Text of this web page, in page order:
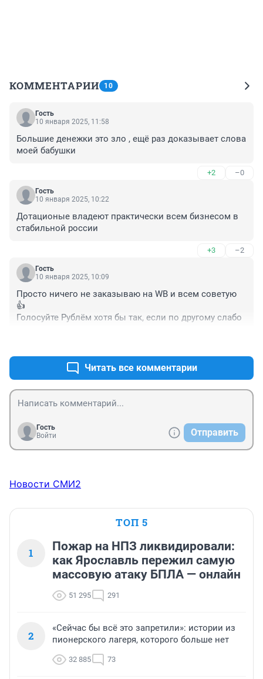
КОММЕНТАРИИ 10
Гость
10 января 2025, 11:58
Большие денежки это зло , ещё раз доказывает слова
моей бабушки
+2 –0
Гость
10 января 2025, 10:22
Дотационые владеют практически всем бизнесом в
стабильной россии
+3 –2
Гость
10 января 2025, 10:09
Просто ничего не заказываю на WB и всем советую
👍
Голосуйте Рублём хотя бы так, если по другому слабо
Читать все комментарии
Гость
Войти
Отправить
Новости СМИ2
ТОП 5
1
Пожар на НПЗ ликвидировали:
как Ярославль пережил самую
массовую атаку БПЛА — онлайн
51 295 291
2
«Сейчас бы всё это запретили»: истории из
пионерского лагеря, которого больше нет
32 885 73